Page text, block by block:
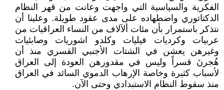
الفكرية والسياسية التي واجهت وعانت من قهر النظام
الدكتاتوري واضطهاده على مدى عقود طويلة. وعلينا أن
نتذكر باستمرار بأن مئات ألآلاف من النساء العراقيات من
عربيات وكرديات فيليات وكلدو اشوريات وصابئيات
وغيرهن يعشن في الشتات الأجنبي القسري منذ أن
هُجرنَ قسراً وليس في مقدورهن العودة إلى العراق
لأسباب كثيرة وخاصة الإرهاب الدموي السائد في العراق
منذ سقوط النظام الاستبدادي وحتى الآن.